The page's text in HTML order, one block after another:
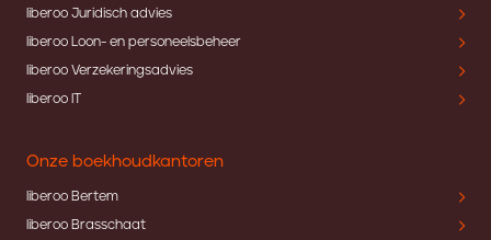
liberoo Juridisch advies
liberoo Loon- en personeelsbeheer
liberoo Verzekeringsadvies
liberoo IT
Onze boekhoudkantoren
liberoo Bertem
liberoo Brasschaat